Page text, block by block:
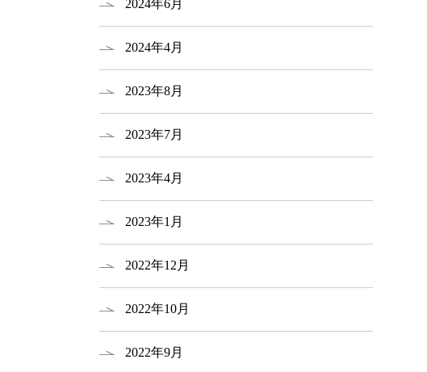
2024年6月
2024年4月
2023年8月
2023年7月
2023年4月
2023年1月
2022年12月
2022年10月
2022年9月